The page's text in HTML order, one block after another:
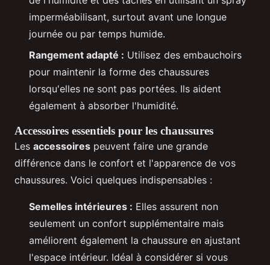
imperméabilisant, surtout avant une longue
journée ou par temps humide.
Rangement adapté : Utilisez des embauchoirs
pour maintenir la forme des chaussures
lorsqu'elles ne sont pas portées. Ils aident
également à absorber l'humidité.
Accessoires essentiels pour les chaussures
Les accessoires peuvent faire une grande
différence dans le confort et l'apparence de vos
chaussures. Voici quelques indispensables :
Semelles intérieures : Elles assurent non
seulement un confort supplémentaire mais
améliorent également la chaussure en ajustant
l'espace intérieur. Idéal à considérer si vous